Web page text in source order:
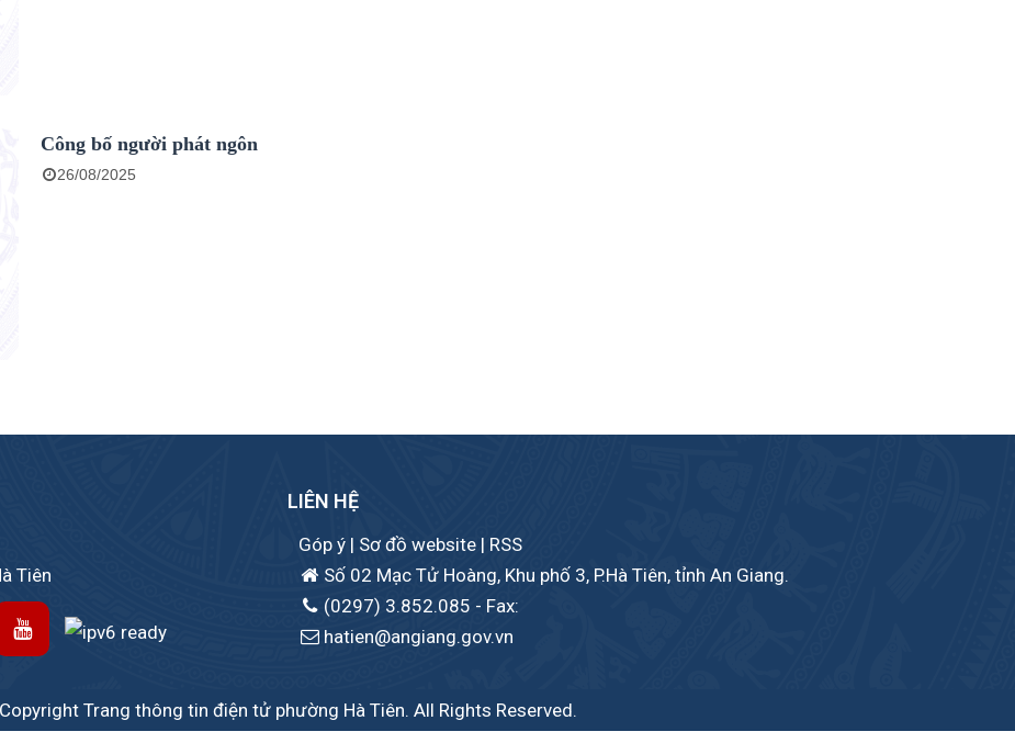
Công bố người phát ngôn
26/08/2025
Tiên
LIÊN HỆ
Góp ý | Sơ đồ website | RSS
Số 02 Mạc Tử Hoàng, Khu phố 3, P.Hà Tiên, tỉnh An Giang.
(0297) 3.852.085 - Fax:
hatien@angiang.gov.vn
Trang thông tin điện tử phường Hà Tiên. All Rights Reserved.